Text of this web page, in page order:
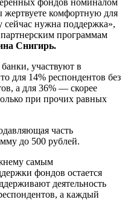
жертвуете комфортную для
сейчас нужна поддержка»,
программам
Снигирь.
участвуют в
для 14% респондентов без
а для 36% — скорее
при прочих равных
часть
до 500 рублей.
самым
фондов остается
деятельность
а каждый